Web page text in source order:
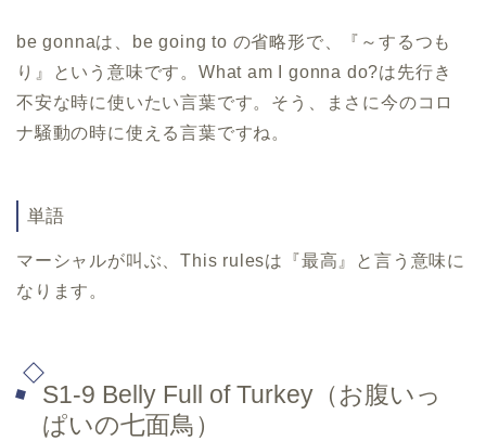
be gonnaは、 be going to の省略形で、『～するつも
り』という意味です。What am I gonna do?は先行き
不安な時に使いたい言葉です。そう、まさに今のコロ
ナ騒動の時に使える言葉ですね。
単語
マーシャルが叫ぶ、This rulesは『最高』と言う意味に
なります。
S1-9 Belly Full of Turkey （お腹いっ
ぱいの七面鳥）